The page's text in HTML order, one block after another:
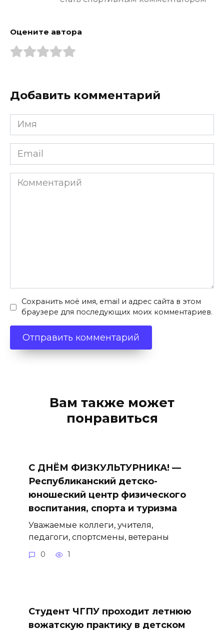
Оцените автора
Добавить комментарий
Имя
*
Email
*
Комментарий
Сохранить моё имя, email и адрес сайта в этом
браузере для последующих моих комментариев.
Вам также может
понравиться
С ДНЁМ ФИЗКУЛЬТУРНИКА! —
Республиканский детско-
юношеский центр физического
воспитания, спорта и туризма
Уважаемые коллеги, учителя,
педагоги, спортсмены, ветераны
0 1
Студент ЧГПУ проходит летнюю
вожатскую практику в детском